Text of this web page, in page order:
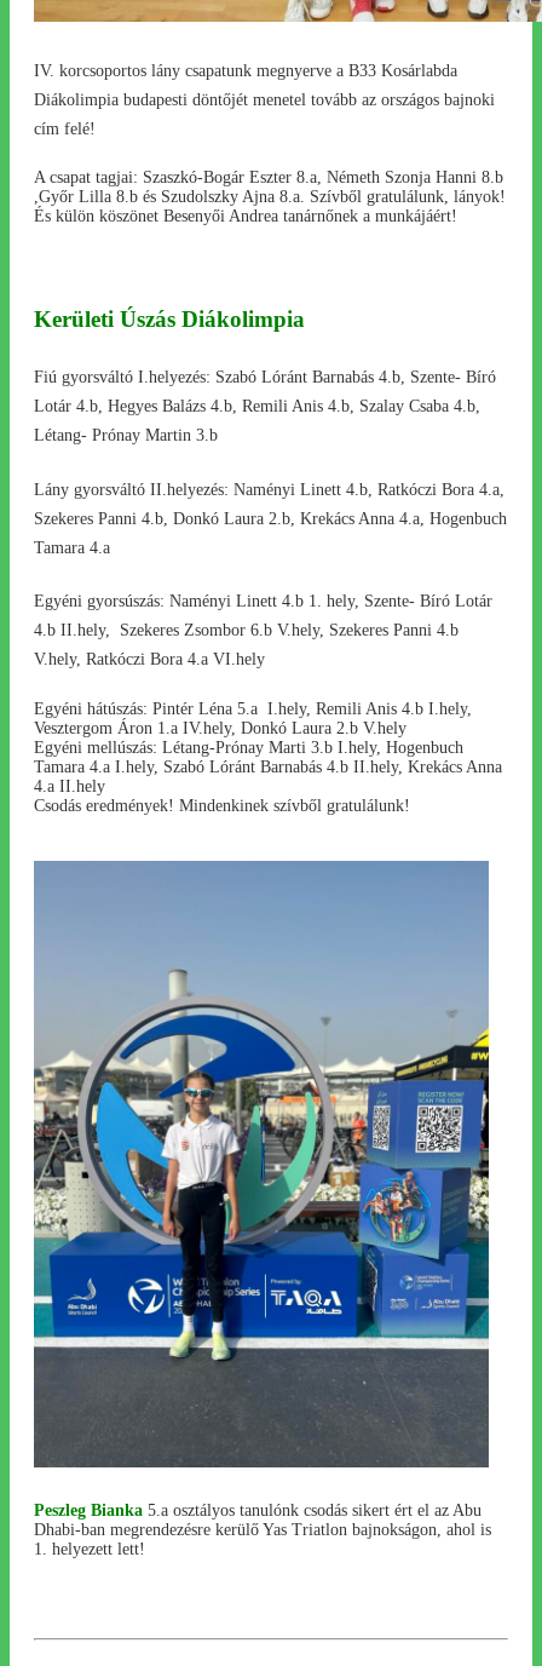
IV. korcsoportos lány csapatunk megnyerve a B33 Kosárlabda
Diákolimpia budapesti döntőjét menetel tovább az országos bajnoki
cím felé!
A csapat tagjai: Szaszkó-Bogár Eszter 8.a, Németh Szonja Hanni 8.b
,Győr Lilla 8.b és Szudolszky Ajna 8.a. Szívből gratulálunk, lányok!
És külön köszönet Besenyői Andrea tanárnőnek a munkájáért!
Kerületi Úszás Diákolimpia
Fiú gyorsváltó I.helyezés: Szabó Lóránt Barnabás 4.b, Szente- Bíró
Lotár 4.b, Hegyes Balázs 4.b, Remili Anis 4.b, Szalay Csaba 4.b,
Létang- Prónay Martin 3.b
Lány gyorsváltó II.helyezés: Naményi Linett 4.b, Ratkóczi Bora 4.a,
Szekeres Panni 4.b, Donkó Laura 2.b, Krekács Anna 4.a, Hogenbuch
Tamara 4.a
Egyéni gyorsúszás: Naményi Linett 4.b 1. hely, Szente- Bíró Lotár
4.b II.hely, Szekeres Zsombor 6.b V.hely, Szekeres Panni 4.b
V.hely, Ratkóczi Bora 4.a VI.hely
Egyéni hátúszás: Pintér Léna 5.a I.hely, Remili Anis 4.b I.hely,
Vesztergom Áron 1.a IV.hely, Donkó Laura 2.b V.hely
Egyéni mellúszás: Létang-Prónay Marti 3.b I.hely, Hogenbuch
Tamara 4.a I.hely, Szabó Lóránt Barnabás 4.b II.hely, Krekács Anna
4.a II.hely
Csodás eredmények! Mindenkinek szívből gratulálunk!
Peszleg Bianka 5.a osztályos tanulónk csodás sikert ért el az Abu
Dhabi-ban megrendezésre kerülő Yas Triatlon bajnokságon, ahol is
1. helyezett lett!